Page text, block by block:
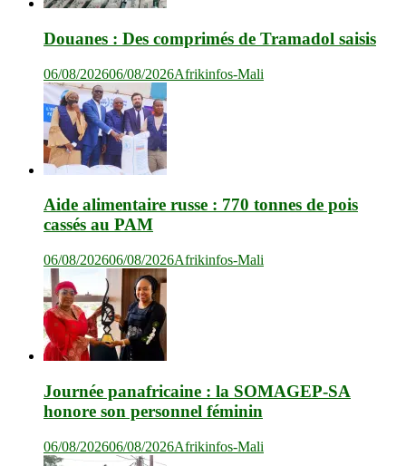
Douanes : Des comprimés de Tramadol saisis
06/08/202606/08/2026Afrikinfos-Mali
Aide alimentaire russe : 770 tonnes de pois
cassés au PAM
06/08/202606/08/2026Afrikinfos-Mali
Journée panafricaine : la SOMAGEP-SA
honore son personnel féminin
06/08/202606/08/2026Afrikinfos-Mali